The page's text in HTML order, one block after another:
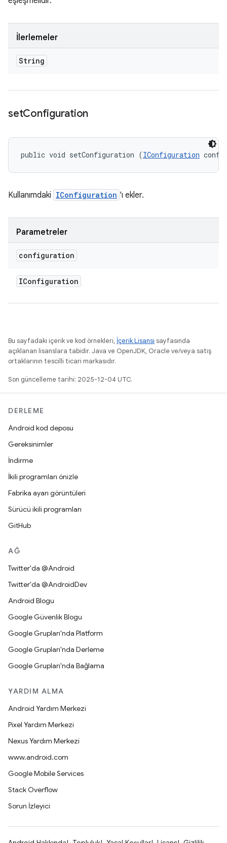
İlerlemeler
String
setConfiguration
public void setConfiguration (IConfiguration
Kullanımdaki IConfiguration 'ı ekler.
Parametreler
configuration
IConfiguration
Bu sayfadaki içerik ve kod örnekleri, İçerik Lisansı sayfasında
açıklanan lisanslara tabidir. Java ve OpenJDK, Oracle ve/veya satış
ortaklarının tescilli ticari markasıdır.
Son güncelleme tarihi: 2025-12-04 UTC.
DERLEME
Android kod deposu
Gereksinimler
İndirme
İkili programları önizle
Fabrika ayarı görüntüleri
Sürücü ikili programları
GitHub
AĞ
Twitter'da @Android
Twitter'da @AndroidDev
Android Blogu
Google Güvenlik Blogu
Google Grupları'nda Platform
Google Grupları'nda Derleme
Google Grupları'nda Bağlama
YARDIM ALMA
Android Yardım Merkezi
Pixel Yardım Merkezi
Nexus Yardım Merkezi
www.android.com
Google Mobile Services
Stack Overflow
Sorun İzleyici